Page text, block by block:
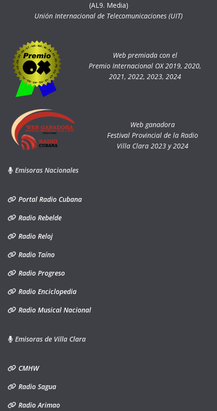
(AL9. Media)
Unión Internacional de Telecomunicaciones (UIT)
Web premiada con el
Premio Internacional OX 2019, 2020,
2021, 2022, 2023, 2024
Web ganadora
Festival Provincial de la Radio
Villa Clara 2023 y 2024
Emisoras Nacionales
Portal Radio Cubana
Radio Rebelde
Radio Reloj
Radio Taíno
Radio Progreso
Radio Enciclopedia
Radio Musical Nacional
Emisoras de Villa Clara
CMHW
Radio Sagua
Radio Arimao